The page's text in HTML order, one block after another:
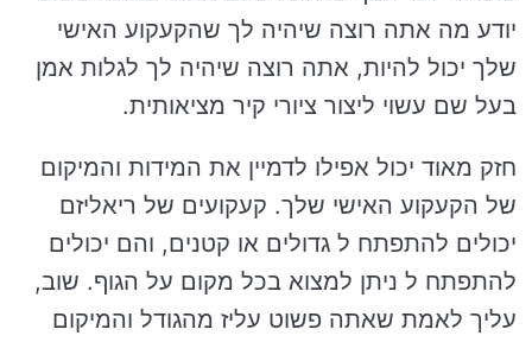
יודע מה אתה רוצה שיהיה לך שהקעקוע האישי
שלך יכול להיות, אתה רוצה שיהיה לך לגלות אמן
בעל שם עשוי ליצור ציורי קיר מציאותית.
חזק מאוד יכול אפילו לדמיין את המידות והמיקום
של הקעקוע האישי שלך. קעקועים של ריאליזם
יכולים להתפתח ל גדולים או קטנים, והם יכולים
להתפתח ל ניתן למצוא בכל מקום על הגוף. שוב,
עליך לאמת שאתה פשוט עליז מהגודל והמיקום